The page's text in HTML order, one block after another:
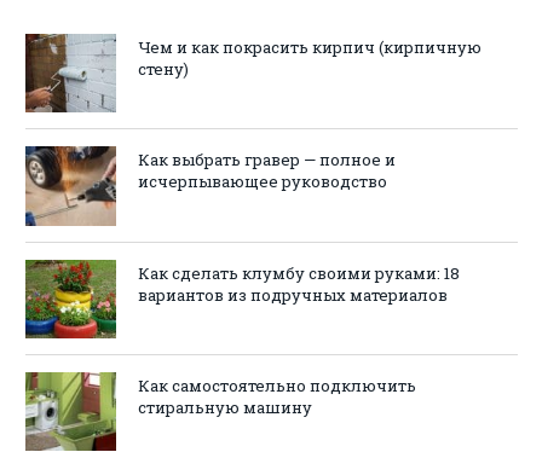
Чем и как покрасить кирпич (кирпичную
стену)
Как выбрать гравер — полное и
исчерпывающее руководство
Как сделать клумбу своими руками: 18
вариантов из подручных материалов
Как самостоятельно подключить
стиральную машину